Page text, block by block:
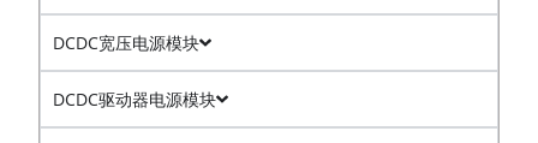
DCDC宽压电源模块
DCDC驱动器电源模块